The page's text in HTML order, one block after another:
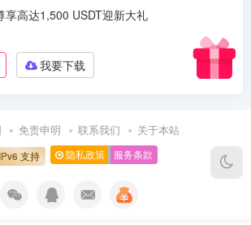
享高达1,500 USDT迎新大礼
我要下载
免责申明 联系我们 关于本站
IPv6 支持 隐私政策 服务条款